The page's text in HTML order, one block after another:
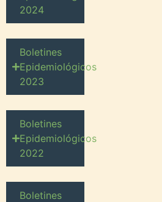
2024
Boletines
Epidemiológicos
2023
Boletines
Epidemiológicos
2022
Boletines